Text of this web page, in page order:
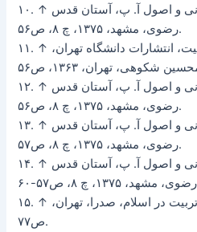
۱۰. ↑ غلامحسین شکوهی، مبانی و اصول آ. پ، آستان قدس
رضوی، مشهد، ۱۳۷۵، چ ۸، ص۵۶.
۱۱. ↑ امانوئل کانت، تعلیم و تربیت، انتشارات دانشگاه تهران،
۱۲. ↑ غلامحسین شکوهی، مبانی و اصول آ. پ، آستان قدس
رضوی، مشهد، ۱۳۷۵، چ ۸، ص۵۶.
۱۳. ↑ غلامحسین شکوهی، مبانی و اصول آ. پ، آستان قدس
رضوی، مشهد، ۱۳۷۵، چ ۸، ص۵۷.
۱۴. ↑ غلامحسین شکوهی، مبانی و اصول آ. پ، آستان قدس
۱۵. ↑ مرتضی مطهری، تعلیم و تربیت در اسلام، صدرا، تهران،
ص۷۷.